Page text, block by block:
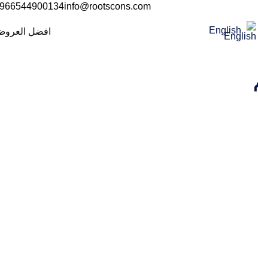
info@rootscons.com
966544900134+
English افضل